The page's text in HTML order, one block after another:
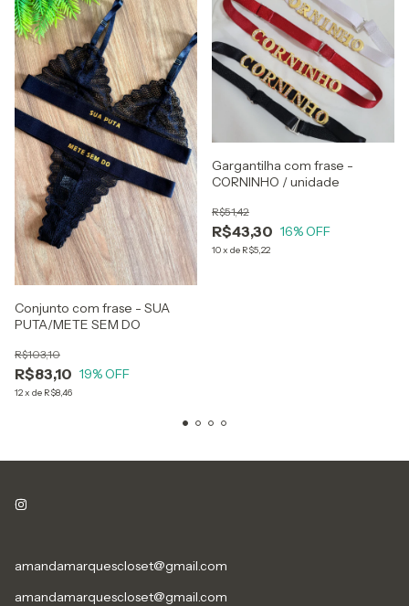
Conjunto com frase - SUA
PUTA/METE SEM DO
R$83,10
R$103,10
19% OFF
12x de R$8,46
Gargantilha com frase -
CORNINHO / unidade
R$43,30
R$51,42
16% OFF
10x de R$5,22
amandamarquescloset@gmail.com
amandamarquescloset@gmail.com